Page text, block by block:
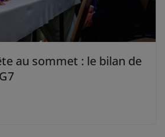
au sommet : le bilan de